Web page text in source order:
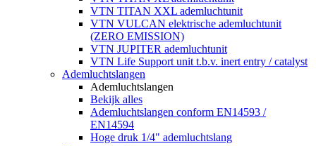
VTN TITAN XXL ademluchtunit
VTN VULCAN elektrische ademluchtunit
(ZERO EMISSION)
VTN JUPITER ademluchtunit
VTN Life Support unit t.b.v. inert entry / catalyst
Ademluchtslangen
Ademluchtslangen
Bekijk alles
Ademluchtslangen conform EN14593 /
EN14594
Hoge druk 1/4" ademluchtslang